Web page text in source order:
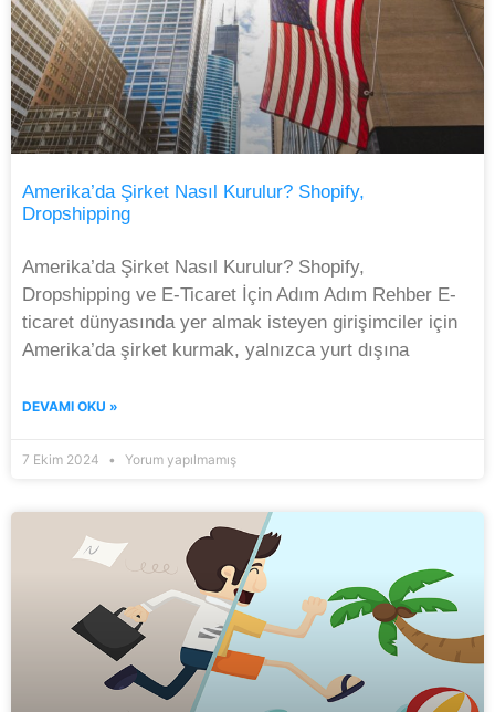
Amerika’da Şirket Nasıl Kurulur? Shopify,
Dropshipping
Amerika’da Şirket Nasıl Kurulur? Shopify,
Dropshipping ve E-Ticaret İçin Adım Adım Rehber E-
ticaret dünyasında yer almak isteyen girişimciler için
Amerika’da şirket kurmak, yalnızca yurt dışına
DEVAMI OKU »
7 Ekim 2024 Yorum yapılmamış